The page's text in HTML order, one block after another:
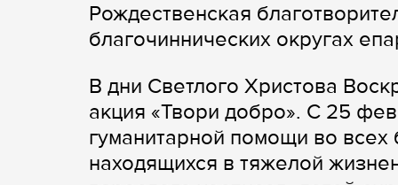
Рождественская
благочиннических округах
В дни Светлого Христова
акция «Твори добро». С 25
гуманитарной помощи во всех
находящихся в тяжелой